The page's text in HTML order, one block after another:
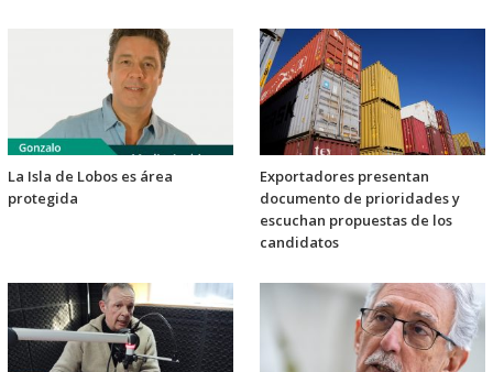
La Isla de Lobos es área
protegida
Exportadores presentan
documento de prioridades y
escuchan propuestas de los
candidatos